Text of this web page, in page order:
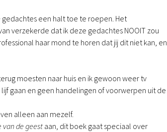
gedachtes een halt toe te roepen. Het
verzekerde dat ik deze gedachtes NOOIT zou
haar mond te horen dat jij dit niet kan, en
moesten naar huis en ik gewoon weer tv
gaan en geen handelingen of voorwerpen uit de
alleen aan mezelf.
de geest aan, dit boek gaat speciaal over